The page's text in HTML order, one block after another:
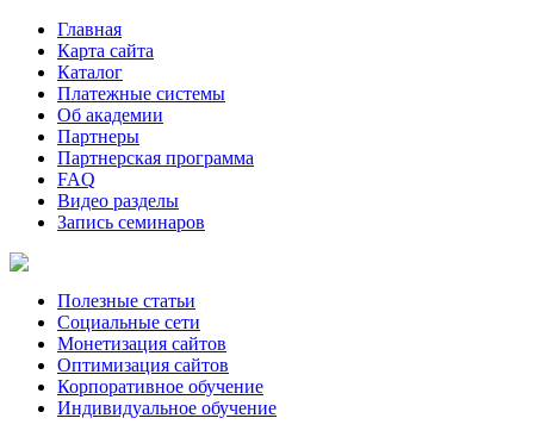
Главная
Карта сайта
Каталог
Платежные системы
Об академии
Партнеры
Партнерская программа
FAQ
Видео разделы
Запись семинаров
Полезные статьи
Социальные сети
Монетизация сайтов
Оптимизация сайтов
Корпоративное обучение
Индивидуальное обучение